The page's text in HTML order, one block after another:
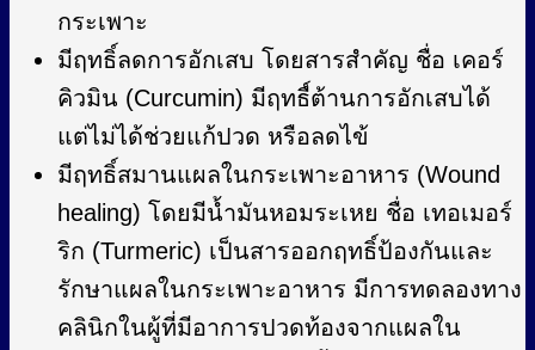
กระเพาะ
มีฤทธิ์ลดการอักเสบ โดยสารสำคัญ ชื่อ เคอร์
คิวมิน (Curcumin) มีฤทธื์ต้านการอักเสบได้
แต่ไม่ได้ช่วยแก้ปวด หรือลดไข้
มีฤทธิ์สมานแผลในกระเพาะอาหาร (Wound
healing) โดยมีน้ำมันหอมระเหย ชื่อ เทอเมอร์
ริก (Turmeric) เป็นสารออกฤทธิ์ป้องกันและ
รักษาแผลในกระเพาะอาหาร มีการทดลองทาง
คลินิกในผู้ที่มีอาการปวดท้องจากแผลใน